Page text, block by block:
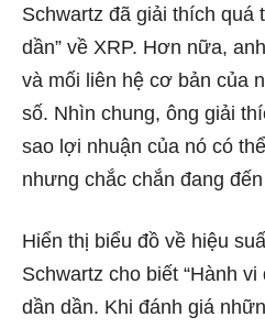
Schwartz đã giải thích quá
dần” về XRP. Hơn nữa,
và mối liên hệ cơ bản của
số. Nhìn chung, ông giải
sao lợi nhuận của nó có
nhưng chắc chắn đang
Hiển thị biểu đồ về hiệu
Schwartz cho biết “Hành
dần dần. Khi đánh giá